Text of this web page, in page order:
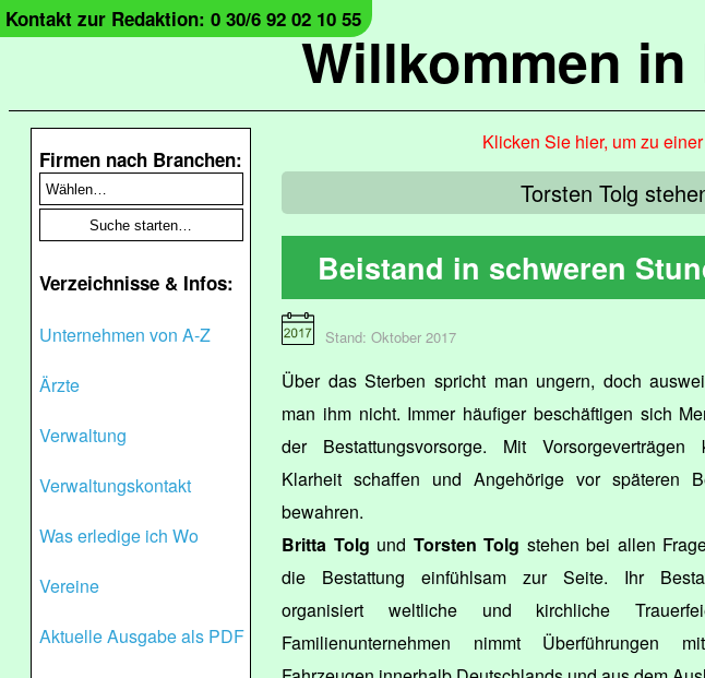
Willkommen
Kontakt zur Redaktion: 0 30/6 92 02 10 55
Firmen nach Branchen:
Verzeichnisse & Infos:
Unternehmen von A-Z
Ärzte
Verwaltung
Verwaltungskontakt
Was erledige ich Wo
Vereine
Aktuelle Ausgabe als PDF
Klicken Sie hier, um zu
Torsten Tolg
Beistand in schweren
Stand: Oktober 2017
Über das Sterben spricht man ungern, doch
man ihm nicht. Immer häufiger beschäftigen sich
der Bestattungsvorsorge. Mit Vorsorgeverträgen
Klarheit schaffen und Angehörige vor späteren
bewahren.
Britta Tolg und Torsten Tolg stehen bei allen
die Bestattung einfühlsam zur Seite. Ihr
organisiert weltliche und kirchliche
Familienunternehmen nimmt Überführungen